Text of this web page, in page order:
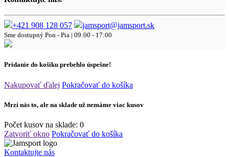
+421 908 128 057 jamsport@jamsport.sk
Sme dostupný Pon - Pia | 09:00 - 17:00
Pridanie do košíku prebehlo úspešne!
Nakupovať ďalej Pokračovať do košíka
Mrzí nás to, ale na sklade už nemáme viac kusov
Počet kusov na sklade: 0
Zatvoriť okno Pokračovať do košíka
Kontaktujte nás